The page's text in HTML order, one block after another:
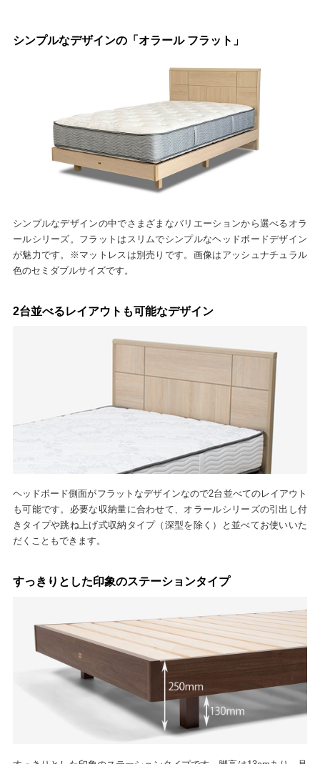
シンプルなデザインの「オラール フラット」
シンプルなデザインの中でさまざまなバリエーションから選べるオラ
ールシリーズ。フラットはスリムでシンプルなヘッドボードデザイン
が魅力です。※マットレスは別売りです。画像はアッシュナチュラル
色のセミダブルサイズです。
2台並べるレイアウトも可能なデザイン
ヘッドボード側面がフラットなデザインなので2台並べてのレイアウト
も可能です。必要な収納量に合わせて、オラールシリーズの引出し付
きタイプや跳ね上げ式収納タイプ（深型を除く）と並べてお使いいた
だくこともできます。
すっきりとした印象のステーションタイプ